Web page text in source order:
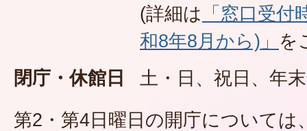
(詳細は 「窓口受
和8年8月から)」 を
閉庁・休館日
土・日、祝日、年
第2・第4日曜日の開庁については